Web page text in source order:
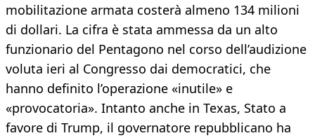
mobilitazione armata costerà almeno 134 milioni
di dollari. La cifra è stata ammessa da un alto
funzionario del Pentagono nel corso dell’audizione
voluta ieri al Congresso dai democratici, che
hanno definito l’operazione «inutile» e
«provocatoria». Intanto anche in Texas, Stato a
favore di Trump, il governatore repubblicano ha